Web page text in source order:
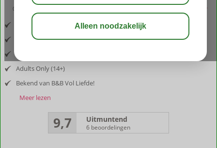
03:30 bewaar
Inclusief vlucht en huurauto
Gelegen nabij Skala Eressos
Adults Only (14+)
Bekend van B&B Vol Liefde!
Meer lezen
9,7 Uitmuntend
6 beoordelingen